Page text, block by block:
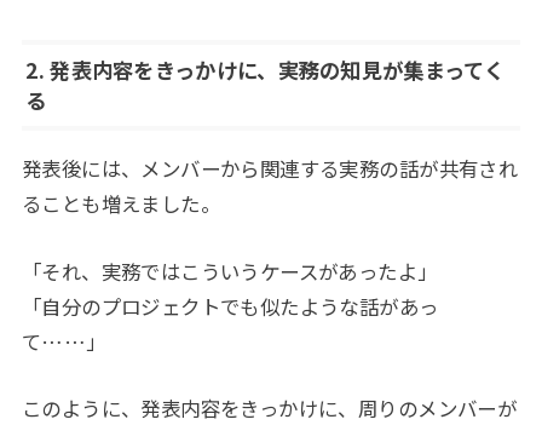
2. 発表内容をきっかけに、実務の知見が集まってく
る
発表後には、メンバーから関連する実務の話が共有され
ることも増えました。
「それ、実務ではこういうケースがあったよ」
「自分のプロジェクトでも似たような話があっ
て……」
このように、発表内容をきっかけに、周りのメンバーが